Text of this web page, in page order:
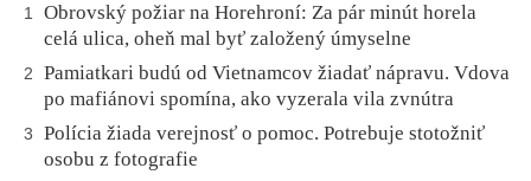
1
Obrovský požiar na Horehroní: Za pár minút horela
celá ulica, oheň mal byť založený úmyselne
2
Pamiatkari budú od Vietnamcov žiadať nápravu. Vdova
po mafiánovi spomína, ako vyzerala vila zvnútra
3
Polícia žiada verejnosť o pomoc. Potrebuje stotožniť
osobu z fotografie